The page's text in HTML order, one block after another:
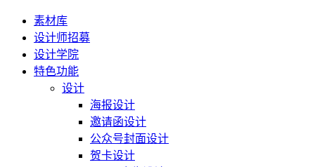
素材库
设计师招募
设计学院
特色功能
设计
海报设计
邀请函设计
公众号封面设计
贺卡设计